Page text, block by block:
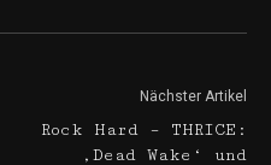
Nächster Artikel
Rock Hard – THRICE:
‚Dead Wake‘ und